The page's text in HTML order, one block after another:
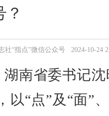
？
“指点”微信公众号 2024-10-24
湖南省委书记
以“点”及“面”